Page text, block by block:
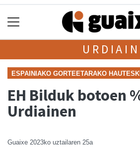
URDIAIN
ESPAINIAKO GORTEETARAKO
EH Bilduk botoen
Urdiainen
Guaixe 2023ko uztailaren 25a